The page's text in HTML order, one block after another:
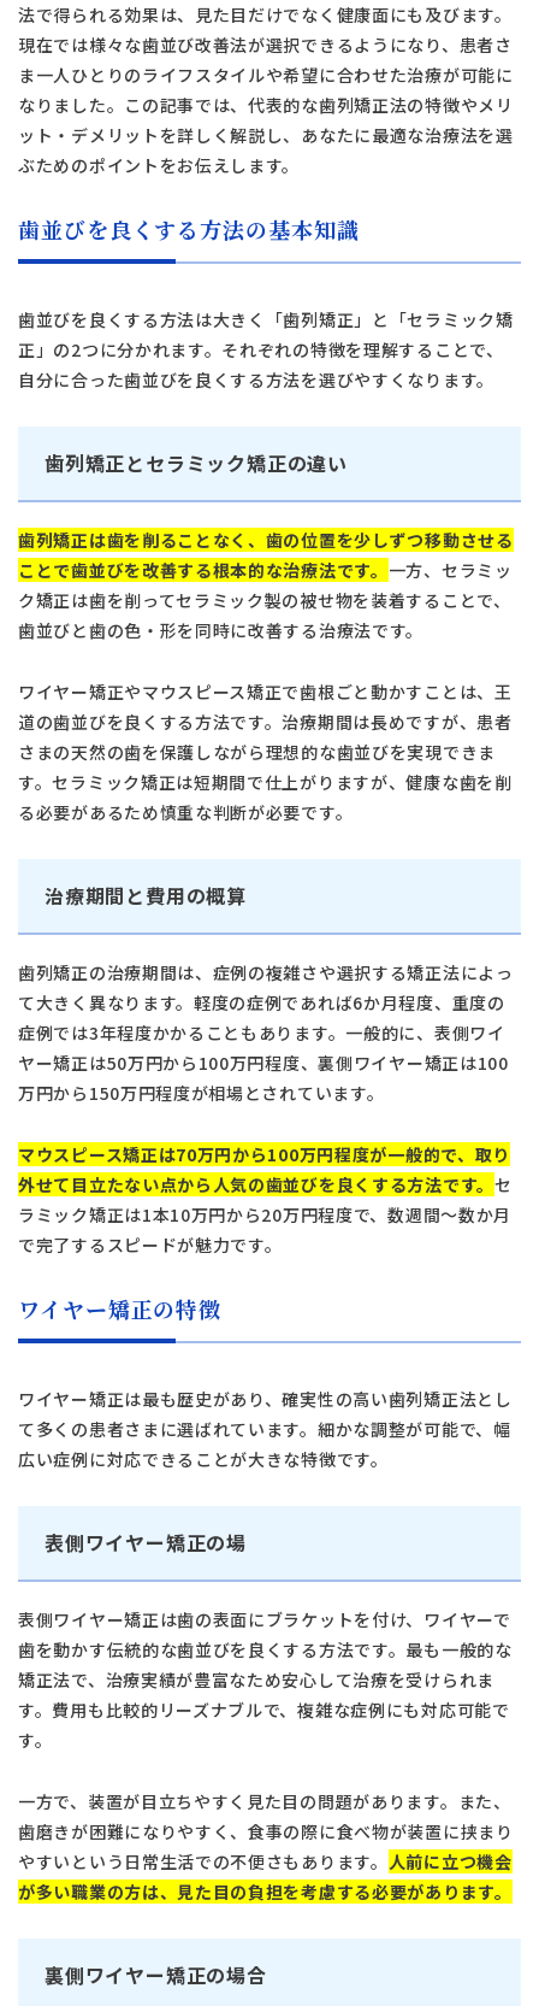
法で得られる効果は、見た目だけでなく健康面にも及びます。
現在では様々な歯並び改善法が選択できるようになり、患者さ
ま一人ひとりのライフスタイルや希望に合わせた治療が可能に
なりました。この記事では、代表的な歯列矯正法の特徴やメリ
ット・デメリットを詳しく解説し、あなたに最適な治療法を選
ぶためのポイントをお伝えします。
歯並びを良くする方法の基本知識
歯並びを良くする方法は大きく「歯列矯正」と「セラミック矯
正」の2つに分かれます。それぞれの特徴を理解することで、
自分に合った歯並びを良くする方法を選びやすくなります。
歯列矯正とセラミック矯正の違い
歯列矯正は歯を削ることなく、歯の位置を少しずつ移動させる
ことで歯並びを改善する根本的な治療法です。 一方、セラミッ
ク矯正は歯を削ってセラミック製の被せ物を装着することで、
歯並びと歯の色・形を同時に改善する治療法です。
ワイヤー矯正やマウスピース矯正で歯根ごと動かすことは、王
道の歯並びを良くする方法です。治療期間は長めですが、患者
さまの天然の歯を保護しながら理想的な歯並びを実現できま
す。セラミック矯正は短期間で仕上がりますが、健康な歯を削
る必要があるため慎重な判断が必要です。
治療期間と費用の概算
歯列矯正の治療期間は、症例の複雑さや選択する矯正法によっ
て大きく異なります。軽度の症例であれば6か月程度、重度の
症例では3年程度かかることもあります。一般的に、表側ワイ
ヤー矯正は50万円から100万円程度、裏側ワイヤー矯正は100
万円から150万円程度が相場とされています。
マウスピース矯正は70万円から100万円程度が一般的で、取り
外せて目立たない点から人気の歯並びを良くする方法です。 セ
ラミック矯正は1本10万円から20万円程度で、数週間〜数か月
で完了するスピードが魅力です。
ワイヤー矯正の特徴
ワイヤー矯正は最も歴史があり、確実性の高い歯列矯正法とし
て多くの患者さまに選ばれています。細かな調整が可能で、幅
広い症例に対応できることが大きな特徴です。
表側ワイヤー矯正の場
表側ワイヤー矯正は歯の表面にブラケットを付け、ワイヤーで
歯を動かす伝統的な歯並びを良くする方法です。最も一般的な
矯正法で、治療実績が豊富なため安心して治療を受けられま
す。費用も比較的リーズナブルで、複雑な症例にも対応可能で
す。
一方で、装置が目立ちやすく見た目の問題があります。また、
歯磨きが困難になりやすく、食事の際に食べ物が装置に挟まり
やすいという日常生活での不便さもあります。 人前に立つ機会
が多い職業の方は、見た目の負担を考慮する必要があります。
裏側ワイヤー矯正の場合